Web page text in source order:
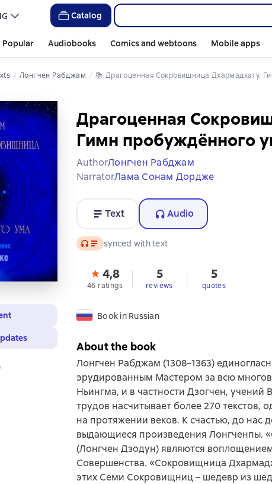
Catalog
Popular Audiobooks Comics and webtoons Mobile apps
Лонгчен Рабджам 📚 Драгоценная Сокровищница Дхармадхату.
Драгоценная
Гимн пробуждённого
AuthorЛонгчен Рабджам
NarratorЛама Сонам Дордже
Text Audio
Audio synced with text
4,8
46 ratings
5
reviews
5
quotes
Book in Russian
About the book
Лонгчен Рабджам (1308–1363)
эрудированным Мастером за всю
Ньингма, и в частности Дзогчен,
трудов насчитывает более 270 текстов,
на протяжении веков. К счастью, до нас
выдающиеся произведения Лонгченпы.
(Лонгчен Дзодун) являются
Совершенства. «Сокровищница
этих Семи Сокровищниц – шедевр из